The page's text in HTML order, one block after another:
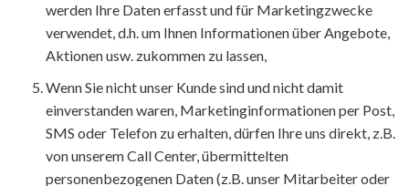
werden Ihre Daten erfasst und für Marketingzwecke
verwendet, d.h. um Ihnen Informationen über Angebote,
Aktionen usw. zukommen zu lassen,
Wenn Sie nicht unser Kunde sind und nicht damit
einverstanden waren, Marketinginformationen per Post,
SMS oder Telefon zu erhalten, dürfen Ihre uns direkt, z.B.
von unserem Call Center, übermittelten
personenbezogenen Daten (z.B. unser Mitarbeiter oder